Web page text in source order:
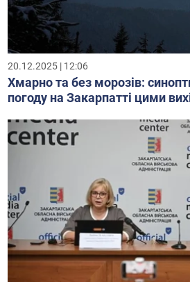
20.12.2025 | 12:06
Хмарно та без морозів:
погоду на Закарпатті цими